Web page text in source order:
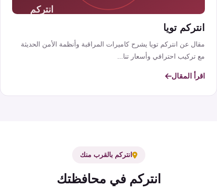
انتركم تويا
مقال عن انتركم تويا يشرح كاميرات المراقبة وأنظمة الأمن الحديثة
مع تركيب احترافي وأسعار تنا...
اقرأ المقال
انتركم بالقرب منك
انتركم في محافظتك